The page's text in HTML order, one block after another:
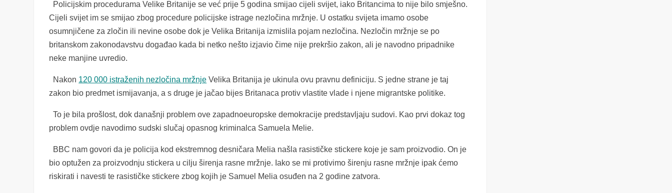
Policijskim procedurama Velike Britanije se već prije 5 godina smijao cijeli svijet, iako Britancima to nije bilo smješno.
Cijeli svijet im se smijao zbog procedure policijske istrage nezločina mržnje. U ostatku svijeta imamo osobe
osumnjičene za zločin ili nevine osobe dok je Velika Britanija izmislila pojam nezločina. Nezločin mržnje se po
britanskom zakonodavstvu događao kada bi netko nešto izjavio čime nije prekršio zakon, ali je navodno pripadnike
neke manjine uvredio.
Nakon 120 000 istraženih nezločina mržnje Velika Britanija je ukinula ovu pravnu definiciju. S jedne strane je taj
zakon bio predmet ismijavanja, a s druge je jačao bijes Britanaca protiv vlastite vlade i njene migrantske politike.
To je bila prošlost, dok današnji problem ove zapadnoeuropske demokracije predstavljaju sudovi. Kao prvi dokaz tog
problem ovdje navodimo sudski slučaj opasnog kriminalca Samuela Melie.
BBC nam govori da je policija kod ekstremnog desničara Melia našla rasističke stickere koje je sam proizvodio. On je
bio optužen za proizvodnju stickera u cilju širenja rasne mržnje. Iako se mi protivimo širenju rasne mržnje ipak ćemo
riskirati i navesti te rasističke stickere zbog kojih je Samuel Melia osuđen na 2 godine zatvora.